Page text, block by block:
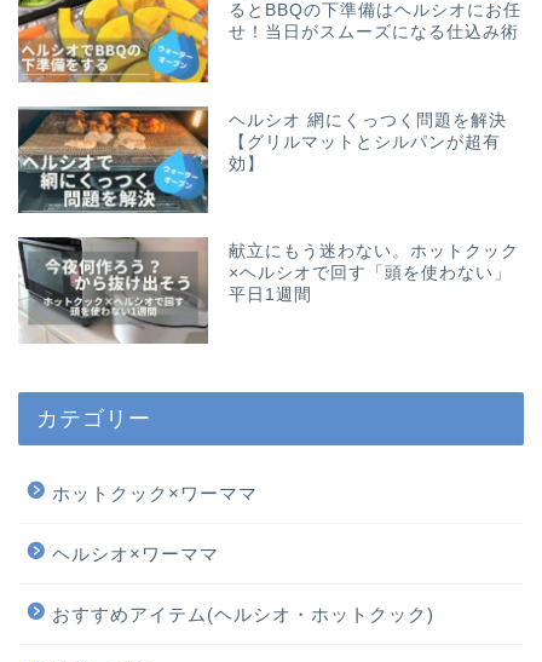
るとBBQの下準備はヘルシオにお任
せ！当日がスムーズになる仕込み術
ヘルシオ 網にくっつく問題を解決
【グリルマットとシルパンが超有
効】
献立にもう迷わない。ホットクック
×ヘルシオで回す「頭を使わない」
平日1週間
カテゴリー
ホットクック×ワーママ
ヘルシオ×ワーママ
おすすめアイテム(ヘルシオ・ホットクック)